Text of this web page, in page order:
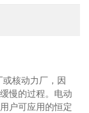
核动力厂，因
慢的过程。电动
户可应用的恒定